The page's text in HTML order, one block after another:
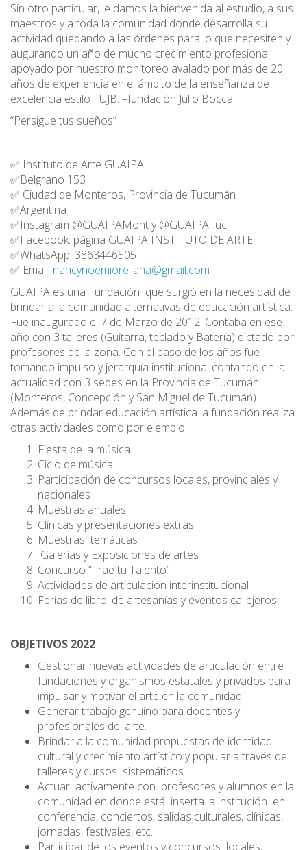
Sin otro particular, le damos la bienvenida al estudio, a sus
maestros y a toda la comunidad donde desarrolla su
actividad quedando a las órdenes para lo que necesiten y
augurando un año de mucho crecimiento profesional
apoyado por nuestro monitoreo avalado por más de 20
años de experiencia en el ámbito de la enseñanza de
excelencia estilo FUJB. –fundación Julio Bocca
“Persigue tus sueños”
✅ Instituto de Arte GUAIPA
✅Belgrano 153
✅ Ciudad de Monteros, Provincia de Tucumán
✅Argentina
✅Instagram @GUAIPAMont y @GUAIPATuc.
✅Facebook: página GUAIPA INSTITUTO DE ARTE.
✅WhatsApp: 3863446505
✅ Email: nancynoemiorellana@gmail.com
GUAIPA es una Fundación que surgió en la necesidad de
brindar a la comunidad alternativas de educación artística.
Fue inaugurado el 7 de Marzo de 2012. Contaba en ese
año con 3 talleres (Guitarra, teclado y Batería) dictado por
profesores de la zona. Con el paso de los años fue
tomando impulso y jerarquía institucional contando en la
actualidad con 3 sedes en la Provincia de Tucumán
(Monteros, Concepción y San Miguel de Tucumán).
Además de brindar educación artística la fundación realiza
otras actividades como por ejemplo:
Fiesta de la música
Ciclo de música
Participación de concursos locales, provinciales y
nacionales
Muestras anuales
Clínicas y presentaciones extras
Muestras temáticas
Galerías y Exposiciones de artes
Concurso “Trae tu Talento”
Actividades de articulación interinstitucional
Ferias de libro, de artesanías y eventos callejeros
OBJETIVOS 2022
Gestionar nuevas actividades de articulación entre
fundaciones y organismos estatales y privados para
impulsar y motivar el arte en la comunidad
Generar trabajo genuino para docentes y
profesionales del arte.
Brindar a la comunidad propuestas de identidad
cultural y crecimiento artístico y popular a través de
talleres y cursos sistemáticos.
Actuar activamente con profesores y alumnos en la
comunidad en donde está inserta la institución en
conferencia, conciertos, salidas culturales, clínicas,
jornadas, festivales, etc.
Participar de los eventos y concursos locales,